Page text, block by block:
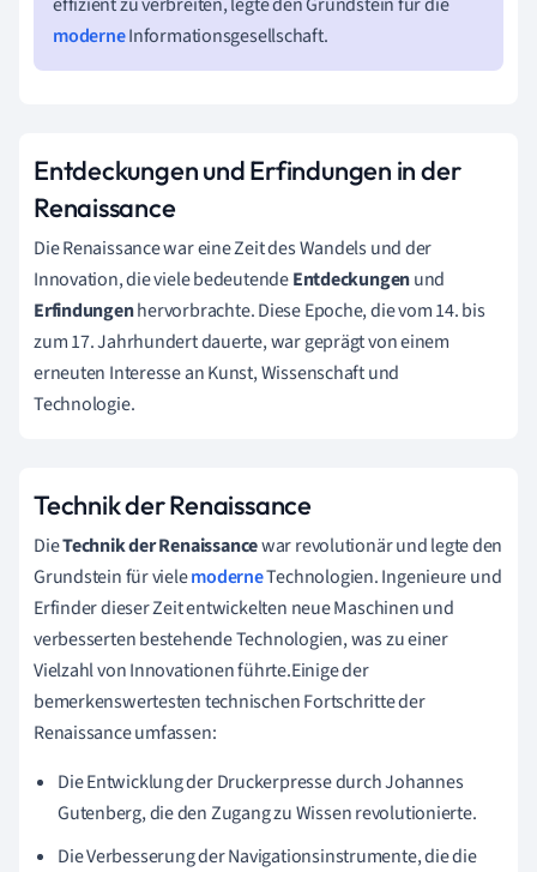
moderneInformationsgesellschaft.
Entdeckungen und Erfindungen in der
Renaissance
Die Renaissance war eine Zeit des Wandels und der
Innovation, die viele bedeutendeEntdeckungenund
Erfindungenhervorbrachte. Diese Epoche, die vom 14. bis
zum 17. Jahrhundert dauerte, war geprägt von einem
erneuten Interesse an Kunst, Wissenschaft und
Technologie.
Technik der Renaissance
DieTechnik der Renaissancewar revolutionär und legte den
Grundstein für vielemoderneTechnologien. Ingenieure und
Erfinder dieser Zeit entwickelten neue Maschinen und
verbesserten bestehende Technologien, was zu einer
Vielzahl von Innovationen führte.Einige der
bemerkenswertesten technischen Fortschritte der
Renaissance umfassen:
Die Entwicklung der Druckerpresse durch Johannes
Gutenberg, die den Zugang zu Wissen revolutionierte.
Die Verbesserung der Navigationsinstrumente, die die